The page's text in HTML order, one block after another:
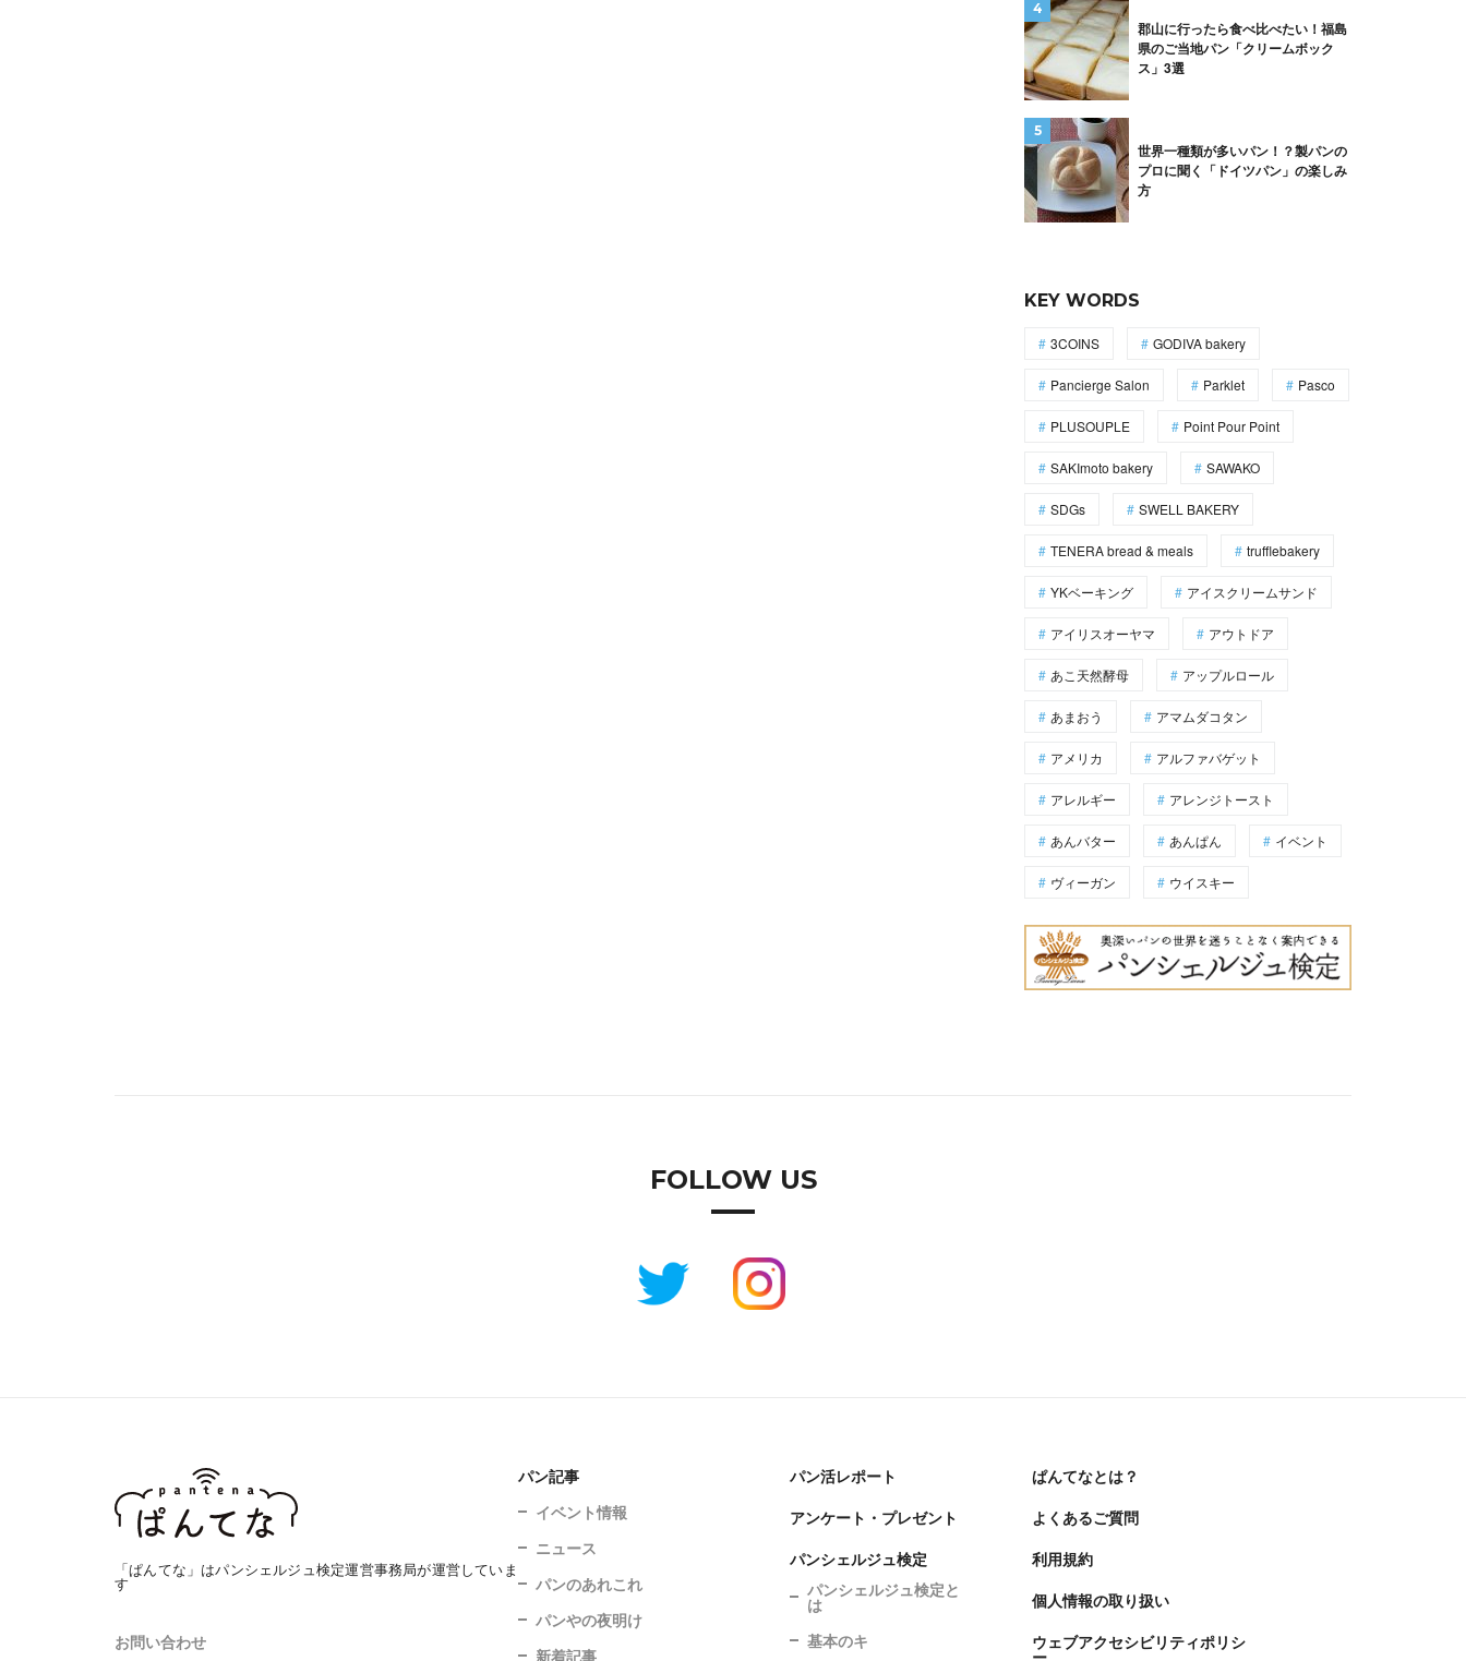
郡山に行ったら食べ比べたい！福島
県のご当地パン「クリームボック
ス」3選
世界一種類が多いパン！？製パンの
プロに聞く「ドイツパン」の楽しみ
方
KEY WORDS
3COINS GODIVA bakery
Pancierge Salon Parklet Pasco
PLUSOUPLE Point Pour Point
SAKImoto bakery SAWAKO
SDGs SWELL BAKERY
TENERA bread & meals trufflebakery
YKベーキング アイスクリームサンド
アイリスオーヤマ アウトドア
あこ天然酵母 アップルロール
あまおう アマムダコタン
アメリカ アルファバゲット
アレルギー アレンジトースト
あんバター あんぱん イベント
ヴィーガン ウイスキー
FOLLOW US
「ぱんてな」はパンシェルジュ検定運営事務局が運営していま
す
お問い合わせ
パン記事
イベント情報
ニュース
パンのあれこれ
パンやの夜明け
新着記事
パン活レポート
アンケート・プレゼント
パンシェルジュ検定
パンシェルジュ検定と
は
基本のキ
ぱんてなとは？
よくあるご質問
利用規約
個人情報の取り扱い
ウェブアクセシビリティポリシ
ー